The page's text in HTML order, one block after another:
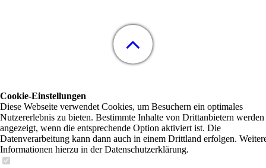
Cookie-Einstellungen
Diese Webseite verwendet Cookies, um Besuchern ein optimales
Nutzererlebnis zu bieten. Bestimmte Inhalte von Drittanbietern
angezeigt, wenn die entsprechende Option aktiviert ist. Die
Datenverarbeitung kann dann auch in einem Drittland erfolgen.
Informationen hierzu in der Datenschutzerklärung.